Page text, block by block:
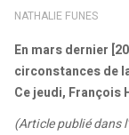
NATHALIE FUNES
En mars dernier
circonstances de
Ce jeudi, François
(Article publié dans